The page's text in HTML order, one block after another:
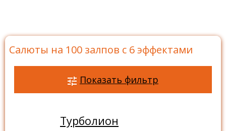
Салюты на 100 залпов с 6 эффектами
Показать фильтр
Турболион